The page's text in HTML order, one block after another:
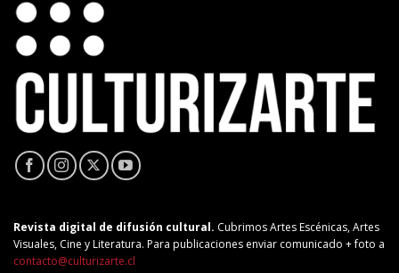
Revista digital de difusión cultural. Cubrimos Artes Escénicas, Artes
Visuales, Cine y Literatura. Para publicaciones enviar comunicado + foto a
contacto@culturizarte.cl